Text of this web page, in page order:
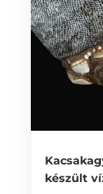
készült